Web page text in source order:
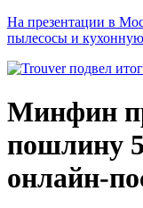
На презентации в
пылесосы и
Минфин
пошлину
онлайн-